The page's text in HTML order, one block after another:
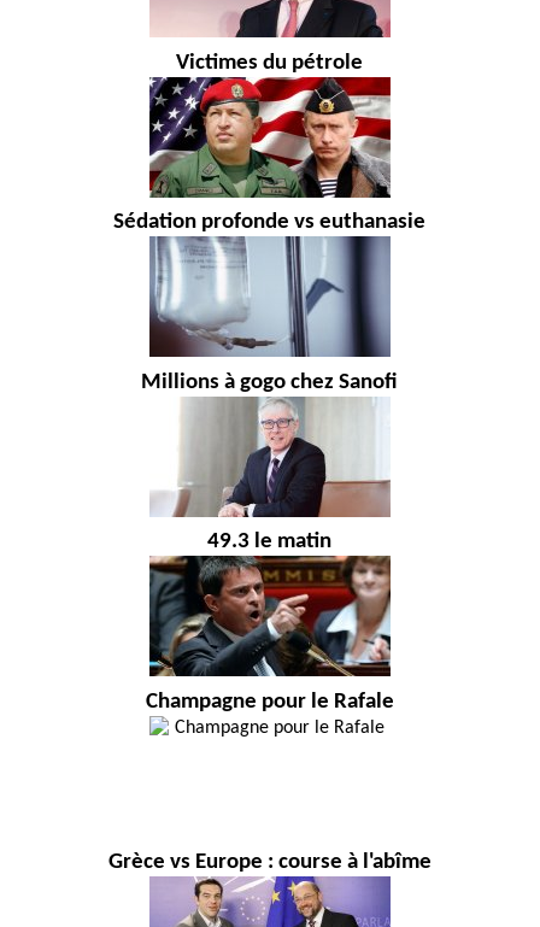
Victimes du pétrole
Sédation profonde vs euthanasie
Millions à gogo chez Sanofi
49.3 le matin
Champagne pour le Rafale
Grèce vs Europe : course à l'abîme